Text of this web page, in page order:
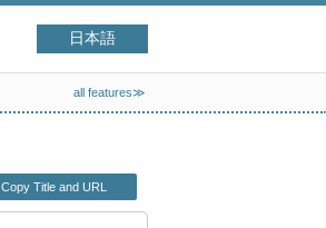
日本語
all features≫
Copy Title and URL